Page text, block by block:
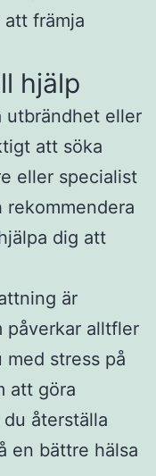
främja
hjälp
utbrändhet eller
att söka
eller specialist
rekommendera
dig att
är
påverkar alltfler
med stress på
att göra
återställa
en bättre hälsa